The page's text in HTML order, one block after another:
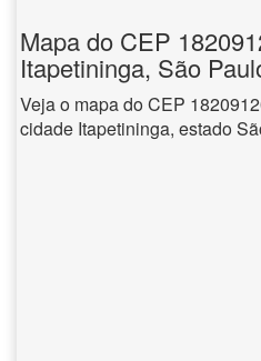
Mapa do CEP
Itapetininga, São
Veja o mapa do CEP
cidade Itapetininga, estado